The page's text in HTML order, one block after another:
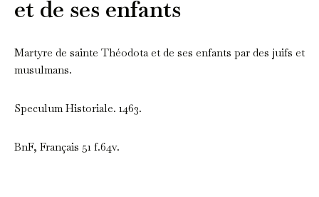
et de ses enfants
Martyre de sainte Théodota et de ses enfants par des juifs et
musulmans.
Speculum Historiale. 1463.
BnF, Français 51 f.64v.